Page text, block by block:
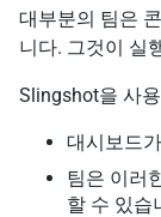
대부분의 팀은
니다. 그것이 실
Slingshot을 사
대시보드
팀은 이러
할 수 있습